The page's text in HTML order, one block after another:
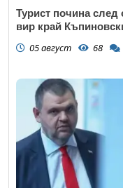
Турист почина след
вир край
05 август 68